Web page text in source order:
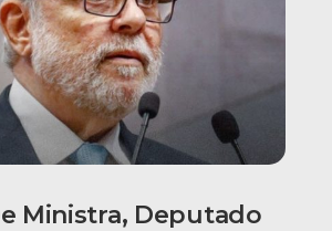
Ministra, Deputado